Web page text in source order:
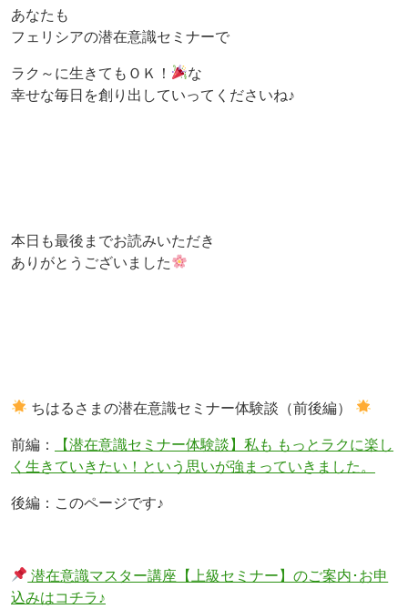
あなたも
フェリシアの潜在意識セミナーで
ラク～に生きてもＯＫ！
な
幸せな毎日を創り出していってくださいね♪
本日も最後までお読みいただき
ありがとうございました
ちはるさまの潜在意識セミナー体験談（前後編）
前編：
【潜在意識セミナー体験談】私も もっとラクに楽し
く生きていきたい！という思いが強まっていきました。
後編：このページです♪
潜在意識マスター講座【上級セミナー】のご案内･お申
込みはコチラ♪